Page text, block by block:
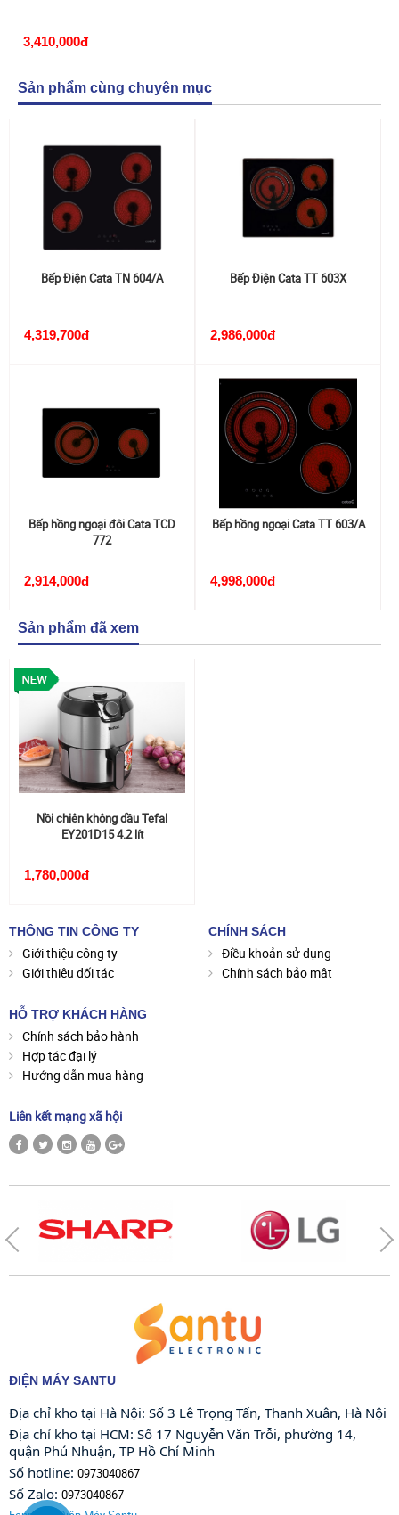
3,410,000đ
Sản phẩm cùng chuyên mục
Bếp Điện Cata TN 604/A
4,319,700đ
Bếp Điện Cata TT 603X
2,986,000đ
Bếp hồng ngoại đôi Cata TCD
772
2,914,000đ
Bếp hồng ngoại Cata TT 603/A
4,998,000đ
Sản phẩm đã xem
Nồi chiên không dầu Tefal
EY201D15 4.2 lít
1,780,000đ
THÔNG TIN CÔNG TY
Giới thiệu công ty
Giới thiệu đối tác
CHÍNH SÁCH
Điều khoản sử dụng
Chính sách bảo mật
HỖ TRỢ KHÁCH HÀNG
Chính sách bảo hành
Hợp tác đại lý
Hướng dẫn mua hàng
Liên kết mạng xã hội
ĐIỆN MÁY SANTU
Địa chỉ kho tại Hà Nội: Số 3 Lê Trọng Tấn, Thanh Xuân, Hà Nội
Địa chỉ kho tại HCM: Số 17 Nguyễn Văn Trỗi, phường 14,
quận Phú Nhuận, TP Hồ Chí Minh
Số hotline: 0973040867
Số Zalo: 0973040867